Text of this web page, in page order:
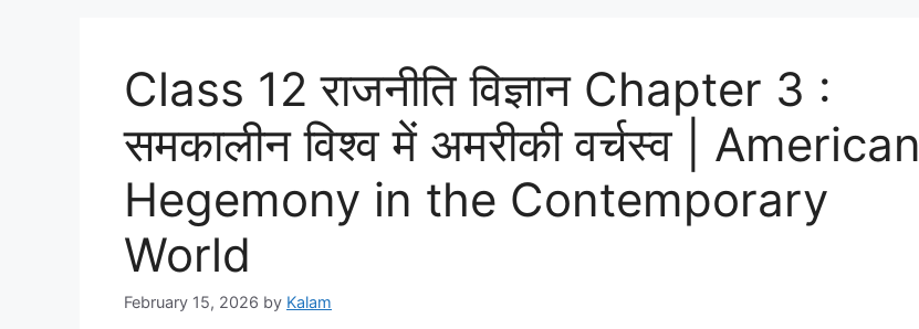
Class 12 राजनीति विज्ञान Chapter 3 :
समकालीन विश्व में अमरीकी वर्चस्व | American
Hegemony in the Contemporary
World
February 15, 2026 by Kalam